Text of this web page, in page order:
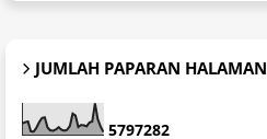
JUMLAH PAPARAN HALAMAN
5797282